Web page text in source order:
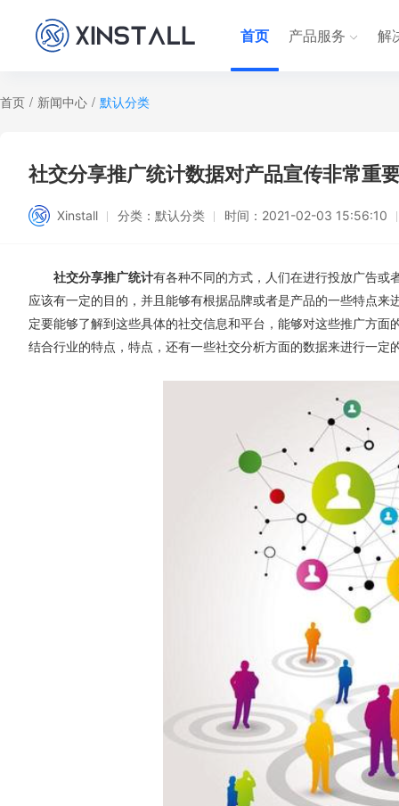
首页 产品服务 解
首页 / 新闻中心 / 默认分类
社交分享推广统计数据对产品宣传非常重
Xinstall 分类： 默认分类 时间： 2021-02-03 15:56:10
社交分享推广统计有各种不同的方式，人们在进行投放广告或
应该有一定的目的，并且能够有根据品牌或者是产品的一些特点
定要能够了解到这些具体的社交信息和平台，能够对这些推广方
结合行业的特点，特点，还有一些社交分析方面的数据来进行一定